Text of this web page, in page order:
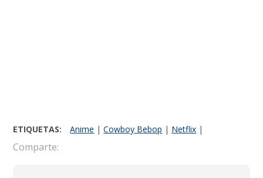
ETIQUETAS: Anime |Cowboy Bebop | Netflix |
Comparte: